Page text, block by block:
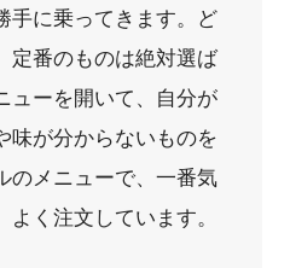
手に乗ってきます。ど
定番のものは絶対選ば
ューを開いて、自分が
味が分からないものを
のメニューで、一番気
く注文しています。